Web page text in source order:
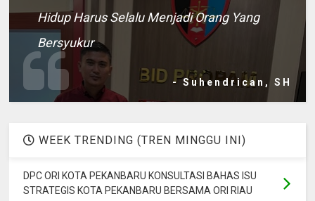
Hidup Harus Selalu Menjadi Orang Yang
Bersyukur
- Suhendrican, SH
WEEK TRENDING (TREN MINGGU INI)
DPC ORI KOTA PEKANBARU KONSULTASI BAHAS ISU
STRATEGIS KOTA PEKANBARU BERSAMA ORI RIAU